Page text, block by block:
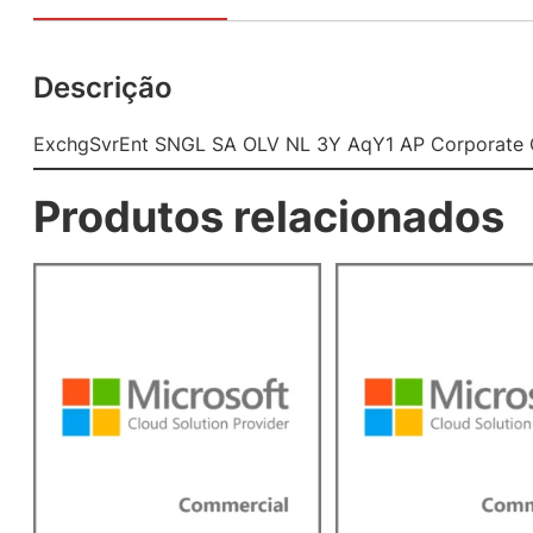
Descrição
ExchgSvrEnt SNGL SA OLV NL 3Y AqY1 AP Corporate
Produtos relacionados